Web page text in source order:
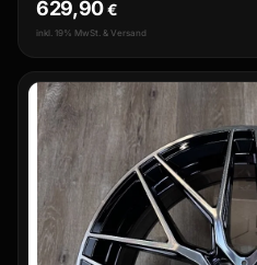
629,90€
inkl. 19% MwSt. & Versand